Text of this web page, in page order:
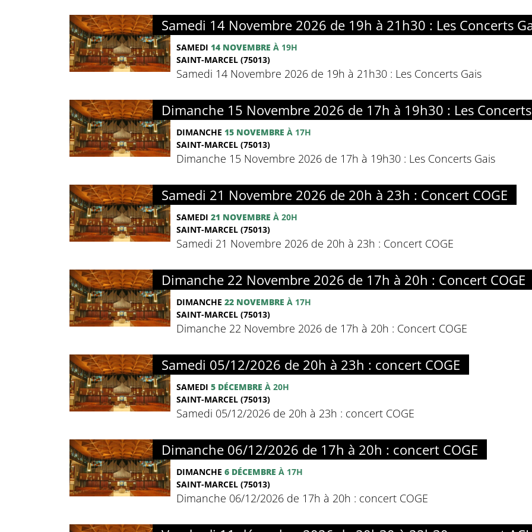
Samedi 14 Novembre 2026 de 19h à 21h30 : Les Concerts
SAMEDI 14 NOVEMBRE À 19H
SAINT-MARCEL (75013)
Samedi 14 Novembre 2026 de 19h à 21h30 : Les Concerts Gais
Dimanche 15 Novembre 2026 de 17h à 19h30 : Les
DIMANCHE 15 NOVEMBRE À 17H
SAINT-MARCEL (75013)
Dimanche 15 Novembre 2026 de 17h à 19h30 : Les Concerts Gais
Samedi 21 Novembre 2026 de 20h à 23h : Concert COGE
SAMEDI 21 NOVEMBRE À 20H
SAINT-MARCEL (75013)
Samedi 21 Novembre 2026 de 20h à 23h : Concert COGE
Dimanche 22 Novembre 2026 de 17h à 20h : Concert COGE
DIMANCHE 22 NOVEMBRE À 17H
SAINT-MARCEL (75013)
Dimanche 22 Novembre 2026 de 17h à 20h : Concert COGE
Samedi 05/12/2026 de 20h à 23h : concert COGE
SAMEDI 5 DÉCEMBRE À 20H
SAINT-MARCEL (75013)
Samedi 05/12/2026 de 20h à 23h : concert COGE
Dimanche 06/12/2026 de 17h à 20h : concert COGE
DIMANCHE 6 DÉCEMBRE À 17H
SAINT-MARCEL (75013)
Dimanche 06/12/2026 de 17h à 20h : concert COGE